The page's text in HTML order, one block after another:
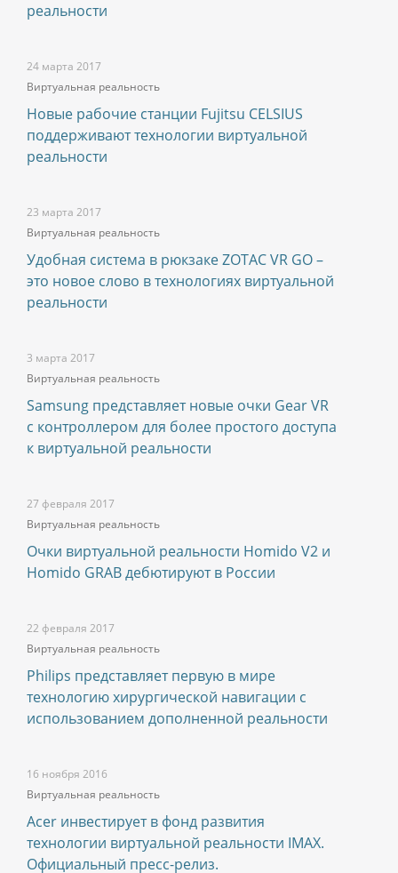
реальности
24 марта 2017
Виртуальная реальность
Новые рабочие станции Fujitsu CELSIUS
поддерживают технологии виртуальной
реальности
23 марта 2017
Виртуальная реальность
Удобная система в рюкзаке ZOTAC VR GO –
это новое слово в технологиях виртуальной
реальности
3 марта 2017
Виртуальная реальность
Samsung представляет новые очки Gear VR
с контроллером для более простого доступа
к виртуальной реальности
27 февраля 2017
Виртуальная реальность
Очки виртуальной реальности Homido V2 и
Homido GRAB дебютируют в России
22 февраля 2017
Виртуальная реальность
Philips представляет первую в мире
технологию хирургической навигации с
использованием дополненной реальности
16 ноября 2016
Виртуальная реальность
Асеr инвестирует в фонд развития
технологии виртуальной реальности IMAX.
Официальный пресс-релиз.